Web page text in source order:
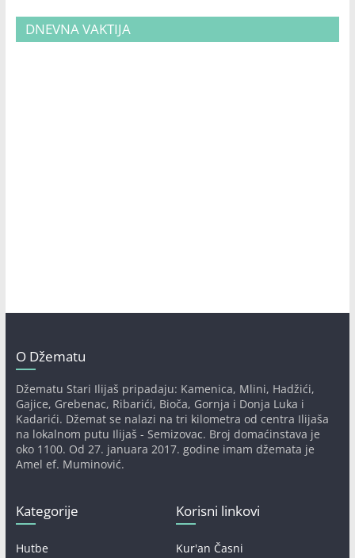
DNEVNA VAKTIJA
O Džematu
Džematu Stari Ilijaš pripadaju: Kamenica, Mlini, Hadžići,
Gajice, Grebenac, Ribarići, Bioča, Gornja i Donja Luka i
Kadarići. Džemat se nalazi na tri kilometra od centra Ilijaša
na lokalnom putu Ilijaš - Semizovac. Broj domaćinstava je
oko 1100. Od 27. januara 2017. godine imam džemata je
Amel ef. Muminović.
Kategorije
Hutbe
Korisni linkovi
Kur'an Časni